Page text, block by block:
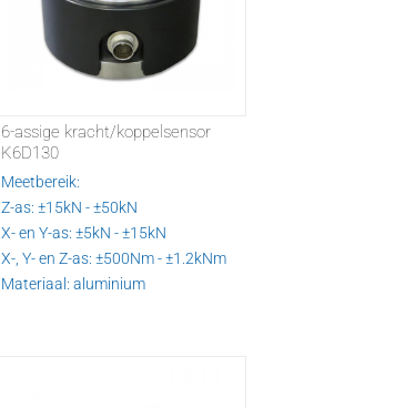
6-assige kracht/koppelsensor
K6D130
Meetbereik:
Z-as: ±15kN - ±50kN
X- en Y-as: ±5kN - ±15kN
X-, Y- en Z-as: ±500Nm - ±1.2kNm
Materiaal: aluminium